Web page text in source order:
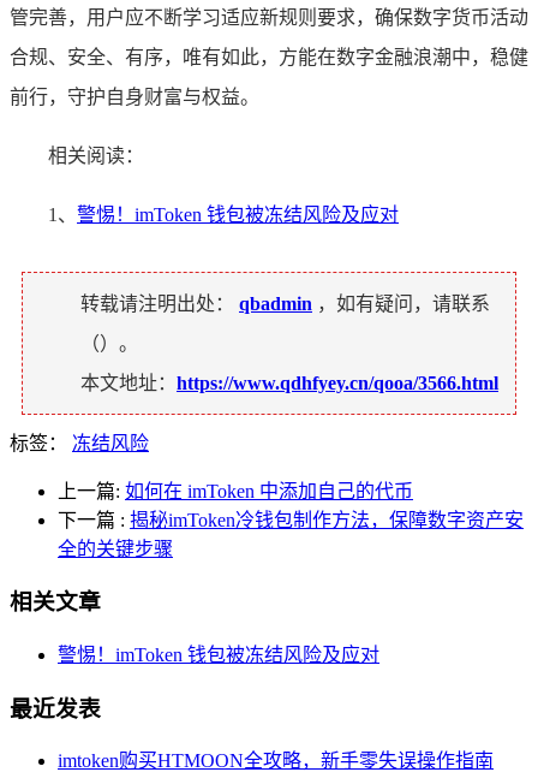
管完善，用户应不断学习适应新规则要求，确保数字货币活动
合规、安全、有序，唯有如此，方能在数字金融浪潮中，稳健
前行，守护自身财富与权益。
相关阅读：
1、 警惕！imToken 钱包被冻结风险及应对
转载请注明出处： qbadmin ，如有疑问，请联系
（）。
本文地址： https://www.qdhfyey.cn/qooa/3566.html
标签： 冻结风险
上一篇: 如何在 imToken 中添加自己的代币
下一篇 : 揭秘imToken冷钱包制作方法，保障数字资产安
全的关键步骤
相关文章
警惕！imToken 钱包被冻结风险及应对
最近发表
imtoken购买HTMOON全攻略，新手零失误操作指南